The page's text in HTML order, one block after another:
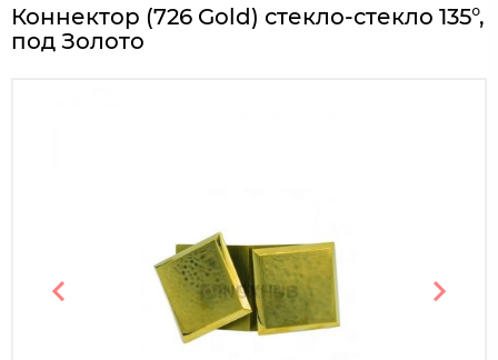
Коннектор (726 Gold) стекло-стекло 135°,
под Золото
Предыдущий слайд